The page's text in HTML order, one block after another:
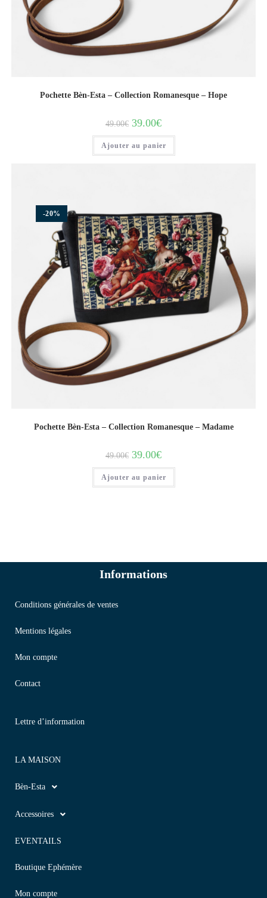
Pochette Bèn-Esta – Collection Romanesque – Hope
49.00€ 39.00€
Ajouter au panier
-20%
Pochette Bèn-Esta – Collection Romanesque – Madame
49.00€ 39.00€
Ajouter au panier
Informations
Conditions générales de ventes
Mentions légales
Mon compte
Contact
Lettre d’information
LA MAISON
Bèn-Esta
Accessoires
EVENTAILS
Boutique Ephémère
Mon compte